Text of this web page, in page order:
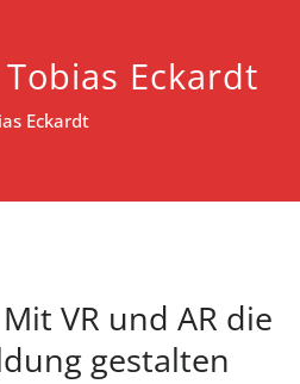
Tobias Eckardt
Eckardt
VR und AR die
gestalten